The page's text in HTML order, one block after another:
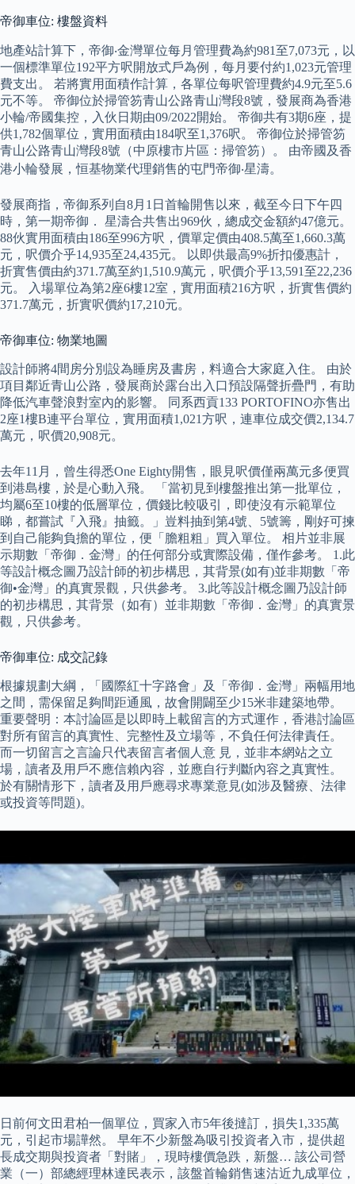
帝御車位: 樓盤資料
地產站計算下，帝御‧金灣單位每月管理費為約981至7,073元，以
一個標準單位192平方呎開放式戶為例，每月要付約1,023元管理
費支出。 若將實用面積作計算，各單位每呎管理費約4.9元至5.6
元不等。 帝御位於掃管笏青山公路青山灣段8號，發展商為香港
小輪/帝國集控，入伙日期由09/2022開始。 帝御共有3期6座，提
供1,782個單位，實用面積由184呎至1,376呎。 帝御位於掃管笏
青山公路青山灣段8號（中原樓市片區：掃管笏）。 由帝國及香
港小輪發展，恒基物業代理銷售的屯門帝御‧星濤。
發展商指，帝御系列自8月1日首輪開售以來，截至今日下午四
時，第一期帝御． 星濤合共售出969伙，總成交金額約47億元。
88伙實用面積由186至996方呎，價單定價由408.5萬至1,660.3萬
元，呎價介乎14,935至24,435元。 以即供最高9%折扣優惠計，
折實售價由約371.7萬至約1,510.9萬元，呎價介乎13,591至22,236
元。 入場單位為第2座6樓12室，實用面積216方呎，折實售價約
371.7萬元，折實呎價約17,210元。
帝御車位: 物業地圖
設計師將4間房分別設為睡房及書房，料適合大家庭入住。 由於
項目鄰近青山公路，發展商於露台出入口預設隔聲折疊門，有助
降低汽車聲浪對室內的影響。 同系西貢133 PORTOFINO亦售出
2座1樓B連平台單位，實用面積1,021方呎，連車位成交價2,134.7
萬元，呎價20,908元。
去年11月，曾生得悉One Eighty開售，眼見呎價僅兩萬元多便買
到港島樓，於是心動入飛。 「當初見到樓盤推出第一批單位，
均屬6至10樓的低層單位，價錢比較吸引，即使沒有示範單位
睇，都嘗試『入飛』抽籤。」豈料抽到第4號、5號籌，剛好可揀
到自己能夠負擔的單位，便「膽粗粗」買入單位。 相片並非展
示期數「帝御．金灣」的任何部分或實際設備，僅作參考。 1.此
等設計概念圖乃設計師的初步構思，其背景(如有)並非期數「帝
御•金灣」的真實景觀，只供參考。 3.此等設計概念圖乃設計師
的初步構思，其背景（如有）並非期數「帝御．金灣」的真實景
觀，只供參考。
帝御車位: 成交記錄
根據規劃大綱，「國際紅十字路會」及「帝御．金灣」兩幅用地
之間，需保留足夠間距通風，故會開闢至少15米非建築地帶。
重要聲明：本討論區是以即時上載留言的方式運作，香港討論區
對所有留言的真實性、完整性及立場等，不負任何法律責任。
而一切留言之言論只代表留言者個人意 見，並非本網站之立
場，讀者及用戶不應信賴內容，並應自行判斷內容之真實性。
於有關情形下，讀者及用戶應尋求專業意見(如涉及醫療、法律
或投資等問題)。
日前何文田君柏一個單位，買家入市5年後撻訂，損失1,335萬
元，引起市場譁然。 早年不少新盤為吸引投資者入市，提供超
長成交期與投資者「對賭」，現時樓價急跌，新盤… 該公司營
業（一）部總經理林達民表示，該盤首輪銷售速沽近九成單位，